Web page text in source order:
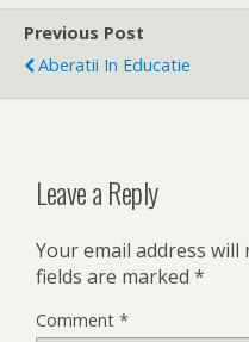
Previous Post
Aberatii In Educatie
Leave a Reply
Your email address will
fields are marked *
Comment *